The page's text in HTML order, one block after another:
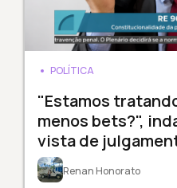
POLÍTICA
"Estamos
menos bets?",
vista de
Renan Honorato